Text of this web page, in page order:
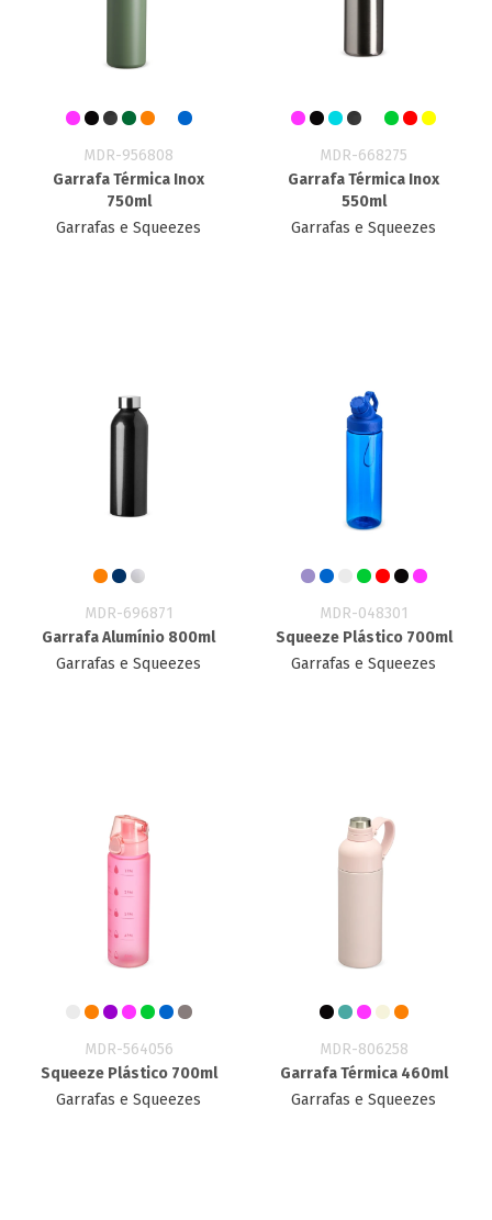
MDR-956808
Garrafa Térmica Inox
750ml
Garrafas e Squeezes
MDR-668275
Garrafa Térmica Inox
550ml
Garrafas e Squeezes
MDR-696871
Garrafa Alumínio 800ml
Garrafas e Squeezes
MDR-048301
Squeeze Plástico 700ml
Garrafas e Squeezes
MDR-564056
Squeeze Plástico 700ml
Garrafas e Squeezes
MDR-806258
Garrafa Térmica 460ml
Garrafas e Squeezes